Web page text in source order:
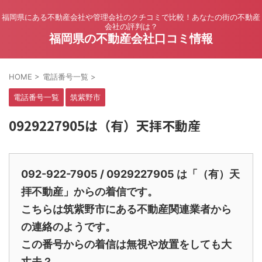
福岡県にある不動産会社や管理会社のクチコミで比較！あなたの街の不動産
会社の評判は？
福岡県の不動産会社口コミ情報
HOME > 電話番号一覧 >
電話番号一覧 筑紫野市
0929227905は（有）天拝不動産
092-922-7905 / 0929227905 は「（有）天
拝不動産」からの着信です。
こちらは筑紫野市にある不動産関連業者から
の連絡のようです。
この番号からの着信は無視や放置をしても大